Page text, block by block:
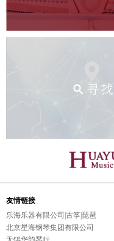
友情链接
乐海乐器有限公司|古筝|琵琶
北京星海钢琴集团有限公司